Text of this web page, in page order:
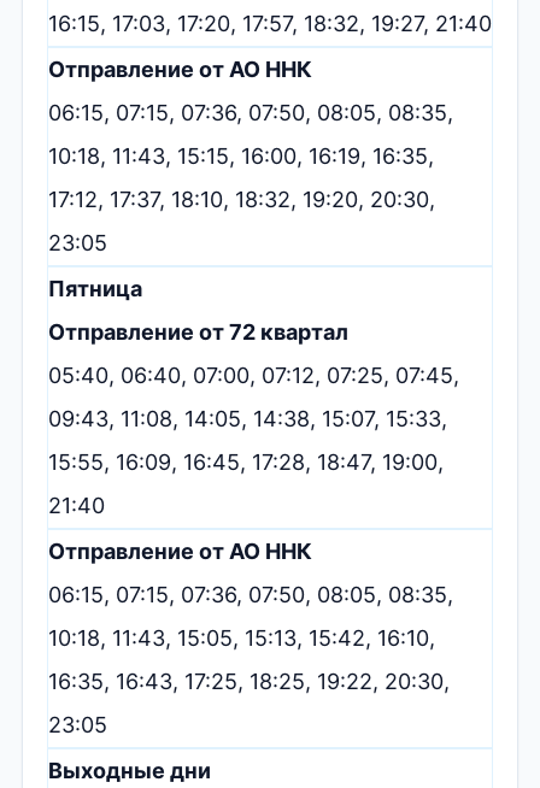
16:15, 17:03, 17:20, 17:57, 18:32, 19:27, 21:40
Отправление от АО ННК
06:15, 07:15, 07:36, 07:50, 08:05, 08:35,
10:18, 11:43, 15:15, 16:00, 16:19, 16:35,
17:12, 17:37, 18:10, 18:32, 19:20, 20:30,
23:05
Пятница
Отправление от 72 квартал
05:40, 06:40, 07:00, 07:12, 07:25, 07:45,
09:43, 11:08, 14:05, 14:38, 15:07, 15:33,
15:55, 16:09, 16:45, 17:28, 18:47, 19:00,
21:40
Отправление от АО ННК
06:15, 07:15, 07:36, 07:50, 08:05, 08:35,
10:18, 11:43, 15:05, 15:13, 15:42, 16:10,
16:35, 16:43, 17:25, 18:25, 19:22, 20:30,
23:05
Выходные дни